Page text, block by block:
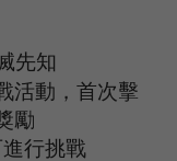
先知
活動，首次擊
勵
行挑戰